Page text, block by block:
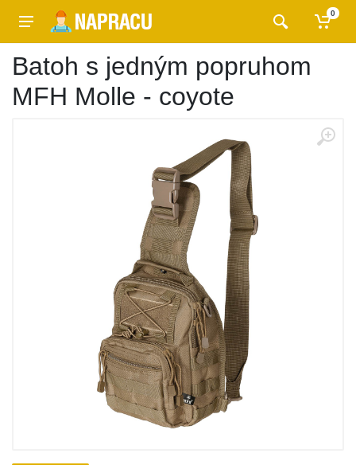
0
Batoh s jedným popruhom
MFH Molle - coyote